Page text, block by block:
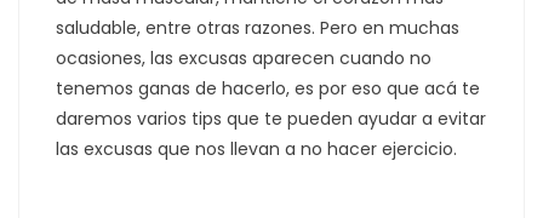
saludable, entre otras razones. Pero en muchas
ocasiones, las excusas aparecen cuando no
tenemos ganas de hacerlo, es por eso que acá te
daremos varios tips que te pueden ayudar a evitar
las excusas que nos llevan a no hacer ejercicio.